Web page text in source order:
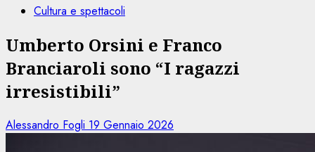
Cultura e spettacoli
Umberto Orsini e Franco
Branciaroli sono “I ragazzi
irresistibili”
Alessandro Fogli 19 Gennaio 2026